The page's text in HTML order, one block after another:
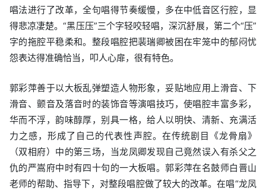
唱法进行了改革，全句唱得节奏缓慢，多在中低音区行腔，显
得悲凉凄楚。“黑压压”三个字轻咬轻唱，深沉舒展，第二个“压”
字的拖腔平稳柔和。整段唱腔把裴瑞卿被困在牢笼中的郁闷忧
怨表达得准确恰当，叩人心扉，很有特色。
郭彩萍善于以大板乱弹塑造人物形象，妥贴地应用上滑音、下
滑音、颤音及落音时的装饰音等演唱技巧，使唱腔丰富多彩，
华而不浮，韵味醇厚，别具一格，给人以明快、清新、充满活
力之感，形成了自己的代表性声腔。在传统剧目《龙骨扇》
（双相府）中的第三场，当龙凤卿发现自己竟然误入有杀父之
仇的严嵩府中时有四十句的一大板唱。郭彩萍在名鼓师白晋山
老师的帮助、指导下，对整段唱腔做了较大的改革。在唱“龙凤